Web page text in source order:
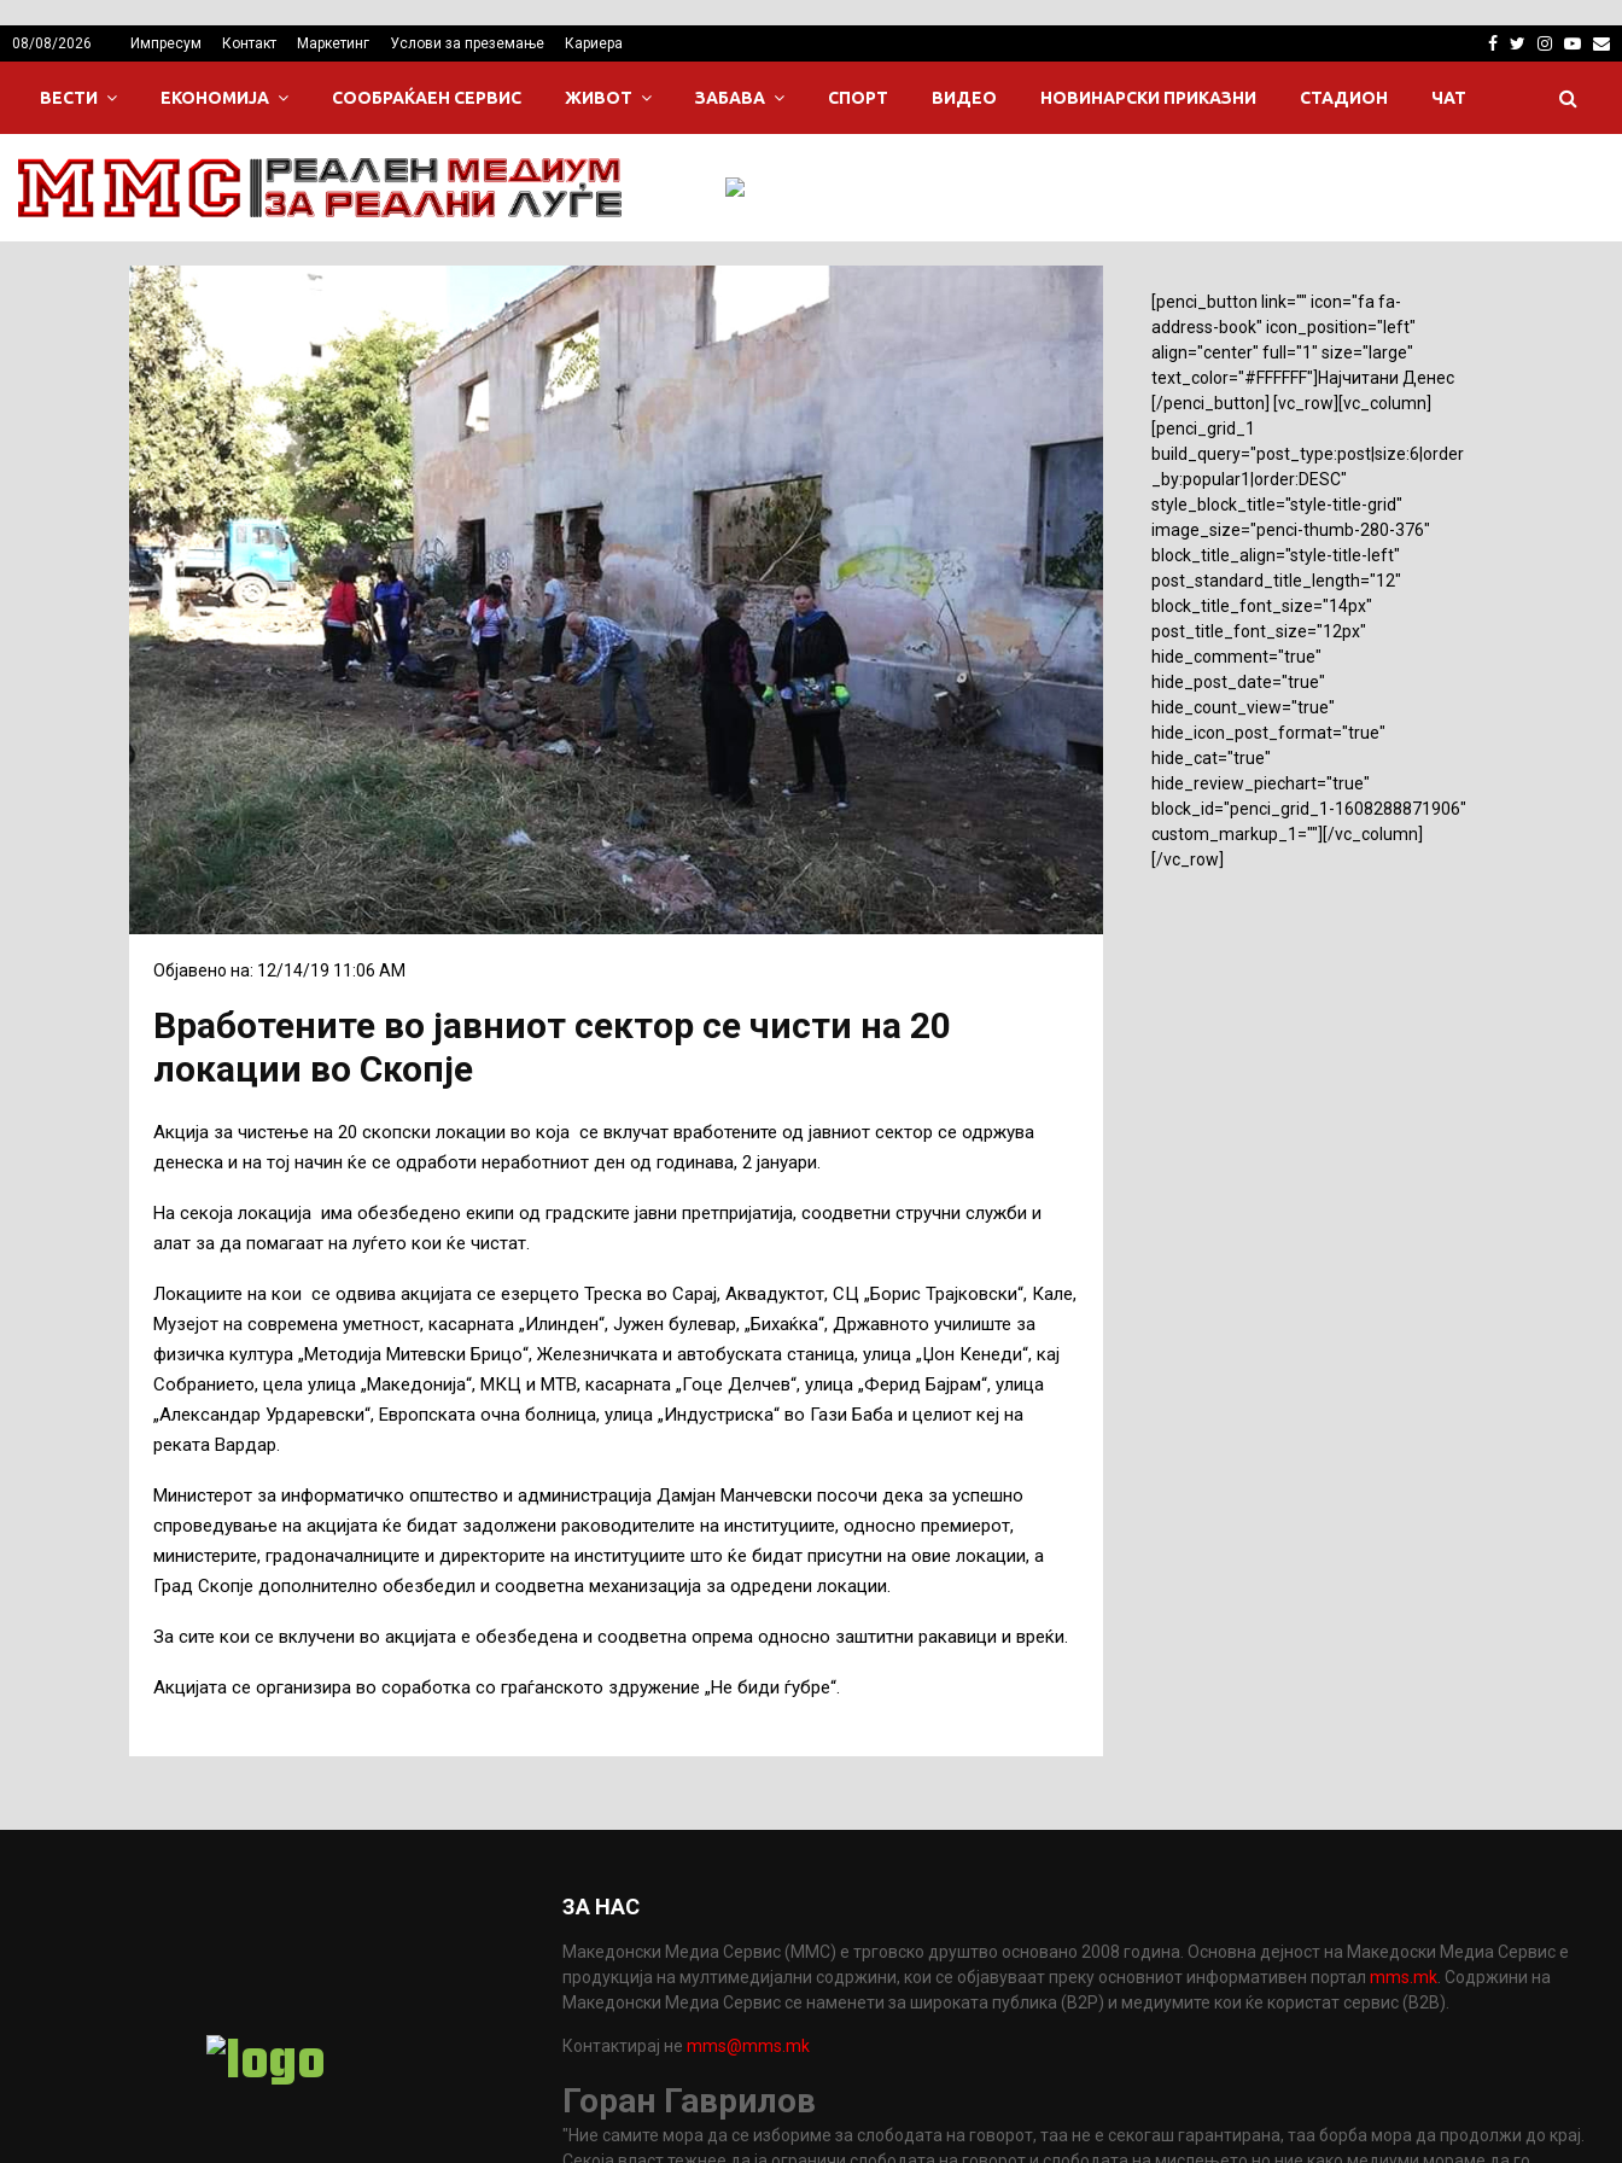
08/08/2026 Импресум Контакт Маркетинг Услови за преземање Кариера Facebook
Twitter
ВЕСТИ ЕКОНОМИЈА СООБРАЌАЕН СЕРВИС ЖИВОТ ЗАБАВА СПОРТ ВИДЕО НОВИНАРСКИ ПРИКАЗНИ СТАДИОН ЧАТ
Објавено на: 12/14/19 11:06 AM
Вработените во јавниот сектор се чисти на 20
локации во Скопје
Акција за чистење на 20 скопски локации во која се вклучат вработените од јавниот сектор се одржува
денеска и на тој начин ќе се одработи неработниот ден од годинава, 2 јануари.
На секоја локација има обезбедено екипи од градските јавни претпријатија, соодветни стручни служби и
алат за да помагаат на луѓето кои ќе чистат.
Локациите на кои се одвива акцијата се езерцето Треска во Сарај, Аквадуктот, СЦ „Борис Трајковски“, Кале,
Музејот на современа уметност, касарната „Илинден“, Јужен булевар, „Бихаќка“, Државното училиште за
физичка култура „Методија Митевски Брицо“, Железничката и автобуската станица, улица „Џон Кенеди“, кај
Собранието, цела улица „Македонија“, МКЦ и МТВ, касарната „Гоце Делчев“, улица „Ферид Бајрам“, улица
„Александар Урдаревски“, Европската очна болница, улица „Индустриска“ во Гази Баба и целиот кеј на
реката Вардар.
Министерот за информатичко општество и администрација Дамјан Манчевски посочи дека за успешно
спроведување на акцијата ќе бидат задолжени раководителите на институциите, односно премиерот,
министерите, градоначалниците и директорите на институциите што ќе бидат присутни на овие локации, а
Град Скопје дополнително обезбедил и соодветна механизација за одредени локации.
За сите кои се вклучени во акцијата е обезбедена и соодветна опрема односно заштитни ракавици и вреќи.
Акцијата се организира во соработка со граѓанското здружение „Не биди ѓубре“.
[penci_button link="" icon="fa fa-
address-book" icon_position="left"
align="center" full="1" size="large"
text_color="#FFFFFF"]Најчитани Денес
[/penci_button] [vc_row][vc_column]
[penci_grid_1
build_query="post_type:post|size:6|order
_by:popular1|order:DESC"
style_block_title="style-title-grid"
image_size="penci-thumb-280-376"
block_title_align="style-title-left"
post_standard_title_length="12"
block_title_font_size="14px"
post_title_font_size="12px"
hide_comment="true"
hide_post_date="true"
hide_count_view="true"
hide_icon_post_format="true"
hide_cat="true"
hide_review_piechart="true"
block_id="penci_grid_1-1608288871906"
custom_markup_1=""][/vc_column]
[/vc_row]
ЗА НАС
Македонски Медиа Сервис (ММС) е трговско друштво основано 2008 година. Основна дејност на Македоски Медиа Сервис е
продукција на мултимедијални содржини, кои се објавуваат преку основниот информативен порталmms.mk . Содржини на
Македонски Медиа Сервис се наменети за широката публика (B2P) и медиумите кои ќе користат сервис (B2B).
Контактирај неmms@mms.mk
Горан Гаврилов
"Ние самите мора да се избориме за слободата на говорот, таа не е секогаш гарантирана, таа борба мора да продолжи до крај.